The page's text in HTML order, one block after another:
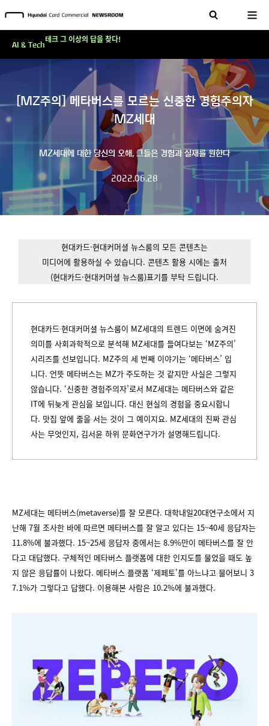
[MZ주의] 메타버스를 모르는 신중한 경험주의자
MZ세대
MZ세대에 대한 당신의 오해, 그들은 경험과 실재를 원한다
2022.06.28
현대카드·현대커머셜 뉴스룸의 모든 콘텐츠는
미디어에 활용하실 수 있습니다. 콘텐츠 활용 시에는 출처
(현대카드·현대커머셜 뉴스룸)표기를 부탁 드립니다.
현대카드∙현대커머셜 뉴스룸이 MZ세대의 트렌드 이면에 숨겨진
의미를 사회과학적으로 분석해 MZ세대를 들여다보는 ‘MZ주의’
시리즈를 선보입니다. MZ주의 세 번째 이야기는 ‘메타버스’ 입
니다. 언뜻 메타버스는 MZ가 주도하는 것 같지만 사실은 그렇지
않습니다. ‘신중한 경험주의자’로서 MZ세대는 메타버스와 같은
IT에 뒤늦게 관심을 보입니다. 대신 현실의 경험을 중요시합니
다. 맛집 앞에 줄을 서는 것이 그 예이지요. MZ세대의 진짜 관심
사는 무엇인지, 김서윤 하위 문화연구가가 설명해드립니다.
MZ세대는 메타버스(metaverse)를 잘 모른다. 대학내일20대연구소에서 지
난해 7월 조사한 바에 따르면 메타버스를 잘 알고 있다는 15~40세 응답자는
11.8%에 불과했다. 15~25세 응답자 중에서는 8.9%만이 메타버스를 잘 안
다고 대답했다. 구체적인 메타버스 플랫폼에 대한 인지도를 물었을 때도 높
지 않은 응답률이 나왔다. 메타버스 플랫폼 ‘제페토’를 아느냐고 물어보니 3
7.1%가 그렇다고 답했다. 이용해본 사람은 10.2%에 불과했다.
AI & Tech현대카드, 스테이블코인 국제송금 실제 도입 가능한 수준 준비 마쳐
'AI에게도 배운다'…현대카드·현대커머셜이 'AX 시대'에 대응하는 방식
테크 그 이상의 답을 찾다!